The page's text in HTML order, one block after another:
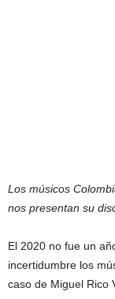
Los músicos
nos presentan su
El 2020 no fue un
incertidumbre los
caso de Miguel Rico